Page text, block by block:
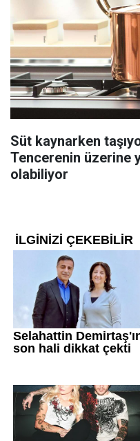
Süt kaynarken
Tencerenin üzerine
olabiliyor